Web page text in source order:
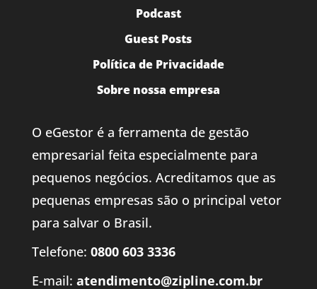
Podcast
Guest Posts
Política de Privacidade
Sobre nossa empresa
O eGestor é a ferramenta de gestão
empresarial feita especialmente para
pequenos negócios. Acreditamos que as
pequenas empresas são o principal vetor
para salvar o Brasil.
Telefone: 0800 603 3336
E-mail: atendimento@zipline.com.br